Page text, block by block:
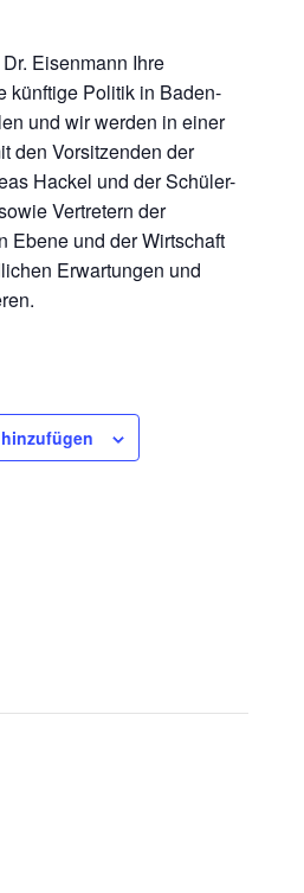
Eisenmann Ihre
künftige Politik in Baden-
und wir werden in einer
den Vorsitzenden der
Hackel und der Schüler-
Vertretern der
Ebene und der Wirtschaft
Erwartungen und